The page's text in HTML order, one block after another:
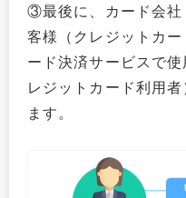
③最後に、カード会社
客様（クレジットカ
ード決済サービスで
レジットカード利用
ます。